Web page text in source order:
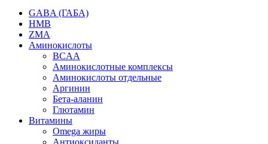
GABA (ГАБА)
HMB
ZMA
Аминокислоты
BCAA
Аминокислотные комплексы
Аминокислоты отдельные
Аргинин
Бета-аланин
Глютамин
Витамины
Omega жиры
Антиоксиданты